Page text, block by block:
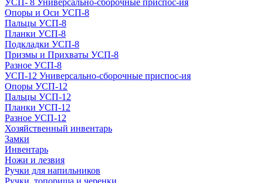
УСП- 8 Универсально-сборочные приспос-ия
Опоры и Оси УСП-8
Пальцы УСП-8
Планки УСП-8
Подкладки УСП-8
Призмы и Прихваты УСП-8
Разное УСП-8
УСП-12 Универсально-сборочные приспос-ия
Опоры УСП-12
Пальцы УСП-12
Планки УСП-12
Разное УСП-12
Хозяйственный инвентарь
Замки
Инвентарь
Ножи и лезвия
Ручки для напильников
Ручки, топорища и черенки